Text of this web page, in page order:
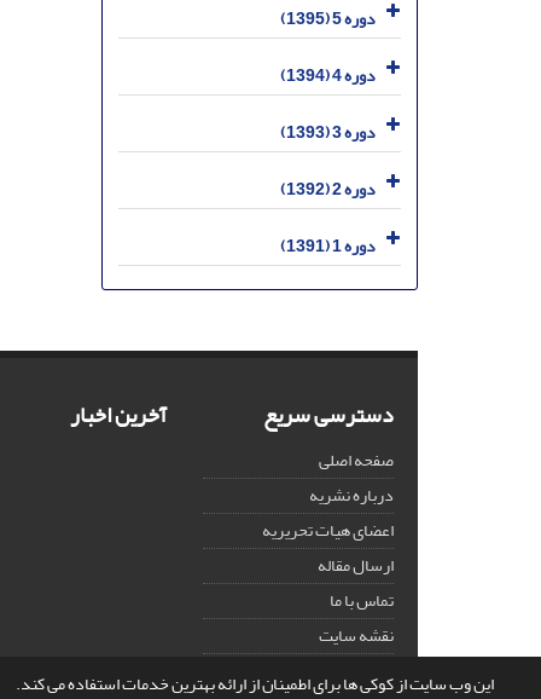
این وب سایت از کوکی ها برای اطمینان از ارائه بهترین خدمات استفاده می کند.
دوره 5 (1395)
دوره 4 (1394)
دوره 3 (1393)
دوره 2 (1392)
دوره 1 (1391)
دسترسی سریع
صفحه اصلی
درباره نشریه
اعضای هیات تحریریه
ارسال مقاله
تماس با ما
نقشه سایت
آخرین اخبار